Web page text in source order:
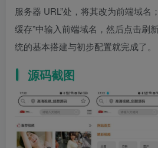
服务器 URL”处，将其改为前端域名
缓存”中输入前端域名，然后点击刷
统的基本搭建与初步配置就完成了。
源码截图